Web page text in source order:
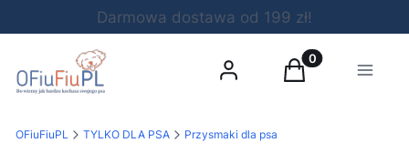
Darmowa dostawa od 199 zł!
Zaloguj sięProdukty w
Koszyk Menu
OFiuFiuPL TYLKO DLA PSA Przysmaki dla psa